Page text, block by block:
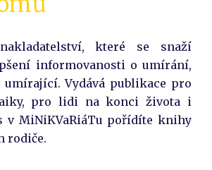
které se snaží
informovanosti o umírání,
Vydává publikace pro
pro lidi na konci života i
v MiNiKVaRiáTu pořídíte knihy
rodiče.